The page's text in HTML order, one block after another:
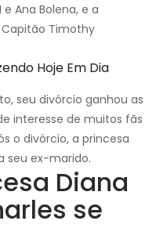
e Ana Bolena, e a
Capitão Timothy
Hoje Em Dia
seu divórcio ganhou as
interesse de muitos fãs
o divórcio, a princesa
seu ex-marido.
Diana
se